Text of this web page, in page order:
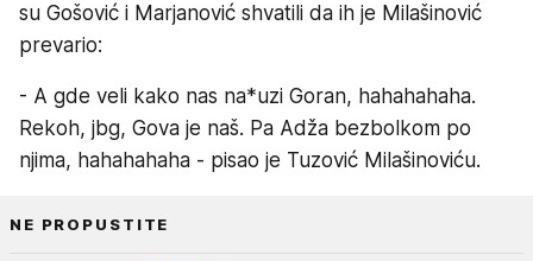
su Gošović i Marjanović shvatili da ih je Milašinović
prevario:
- A gde veli kako nas na*uzi Goran, hahahahaha.
Rekoh, jbg, Gova je naš. Pa Adža bezbolkom po
njima, hahahahaha - pisao je Tuzović Milašinoviću.
NE PROPUSTITE